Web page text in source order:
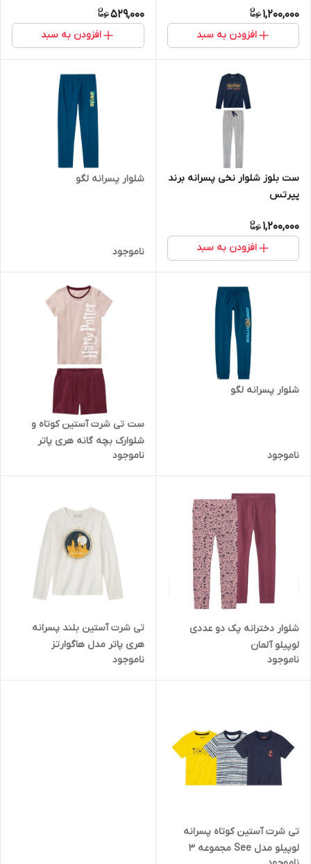
1,200,000
افزودن به سبد
529,000
افزودن به سبد
ست بلوز شلوار نخی پسرانه برند
پپرتس
1,200,000
افزودن به سبد
شلوار پسرانه لگو
ناموجود
شلوار پسرانه لگو
ناموجود
ست تی شرت آستین کوتاه و
شلوارک بچه گانه هری پاتر
ناموجود
شلوار دخترانه پک دو عددی
لوپیلو آلمان
ناموجود
تی شرت آستین بلند پسرانه
هری پاتر مدل هاگوارتز
ناموجود
تی شرت آستین کوتاه پسرانه
لوپیلو مدل See مجموعه 3